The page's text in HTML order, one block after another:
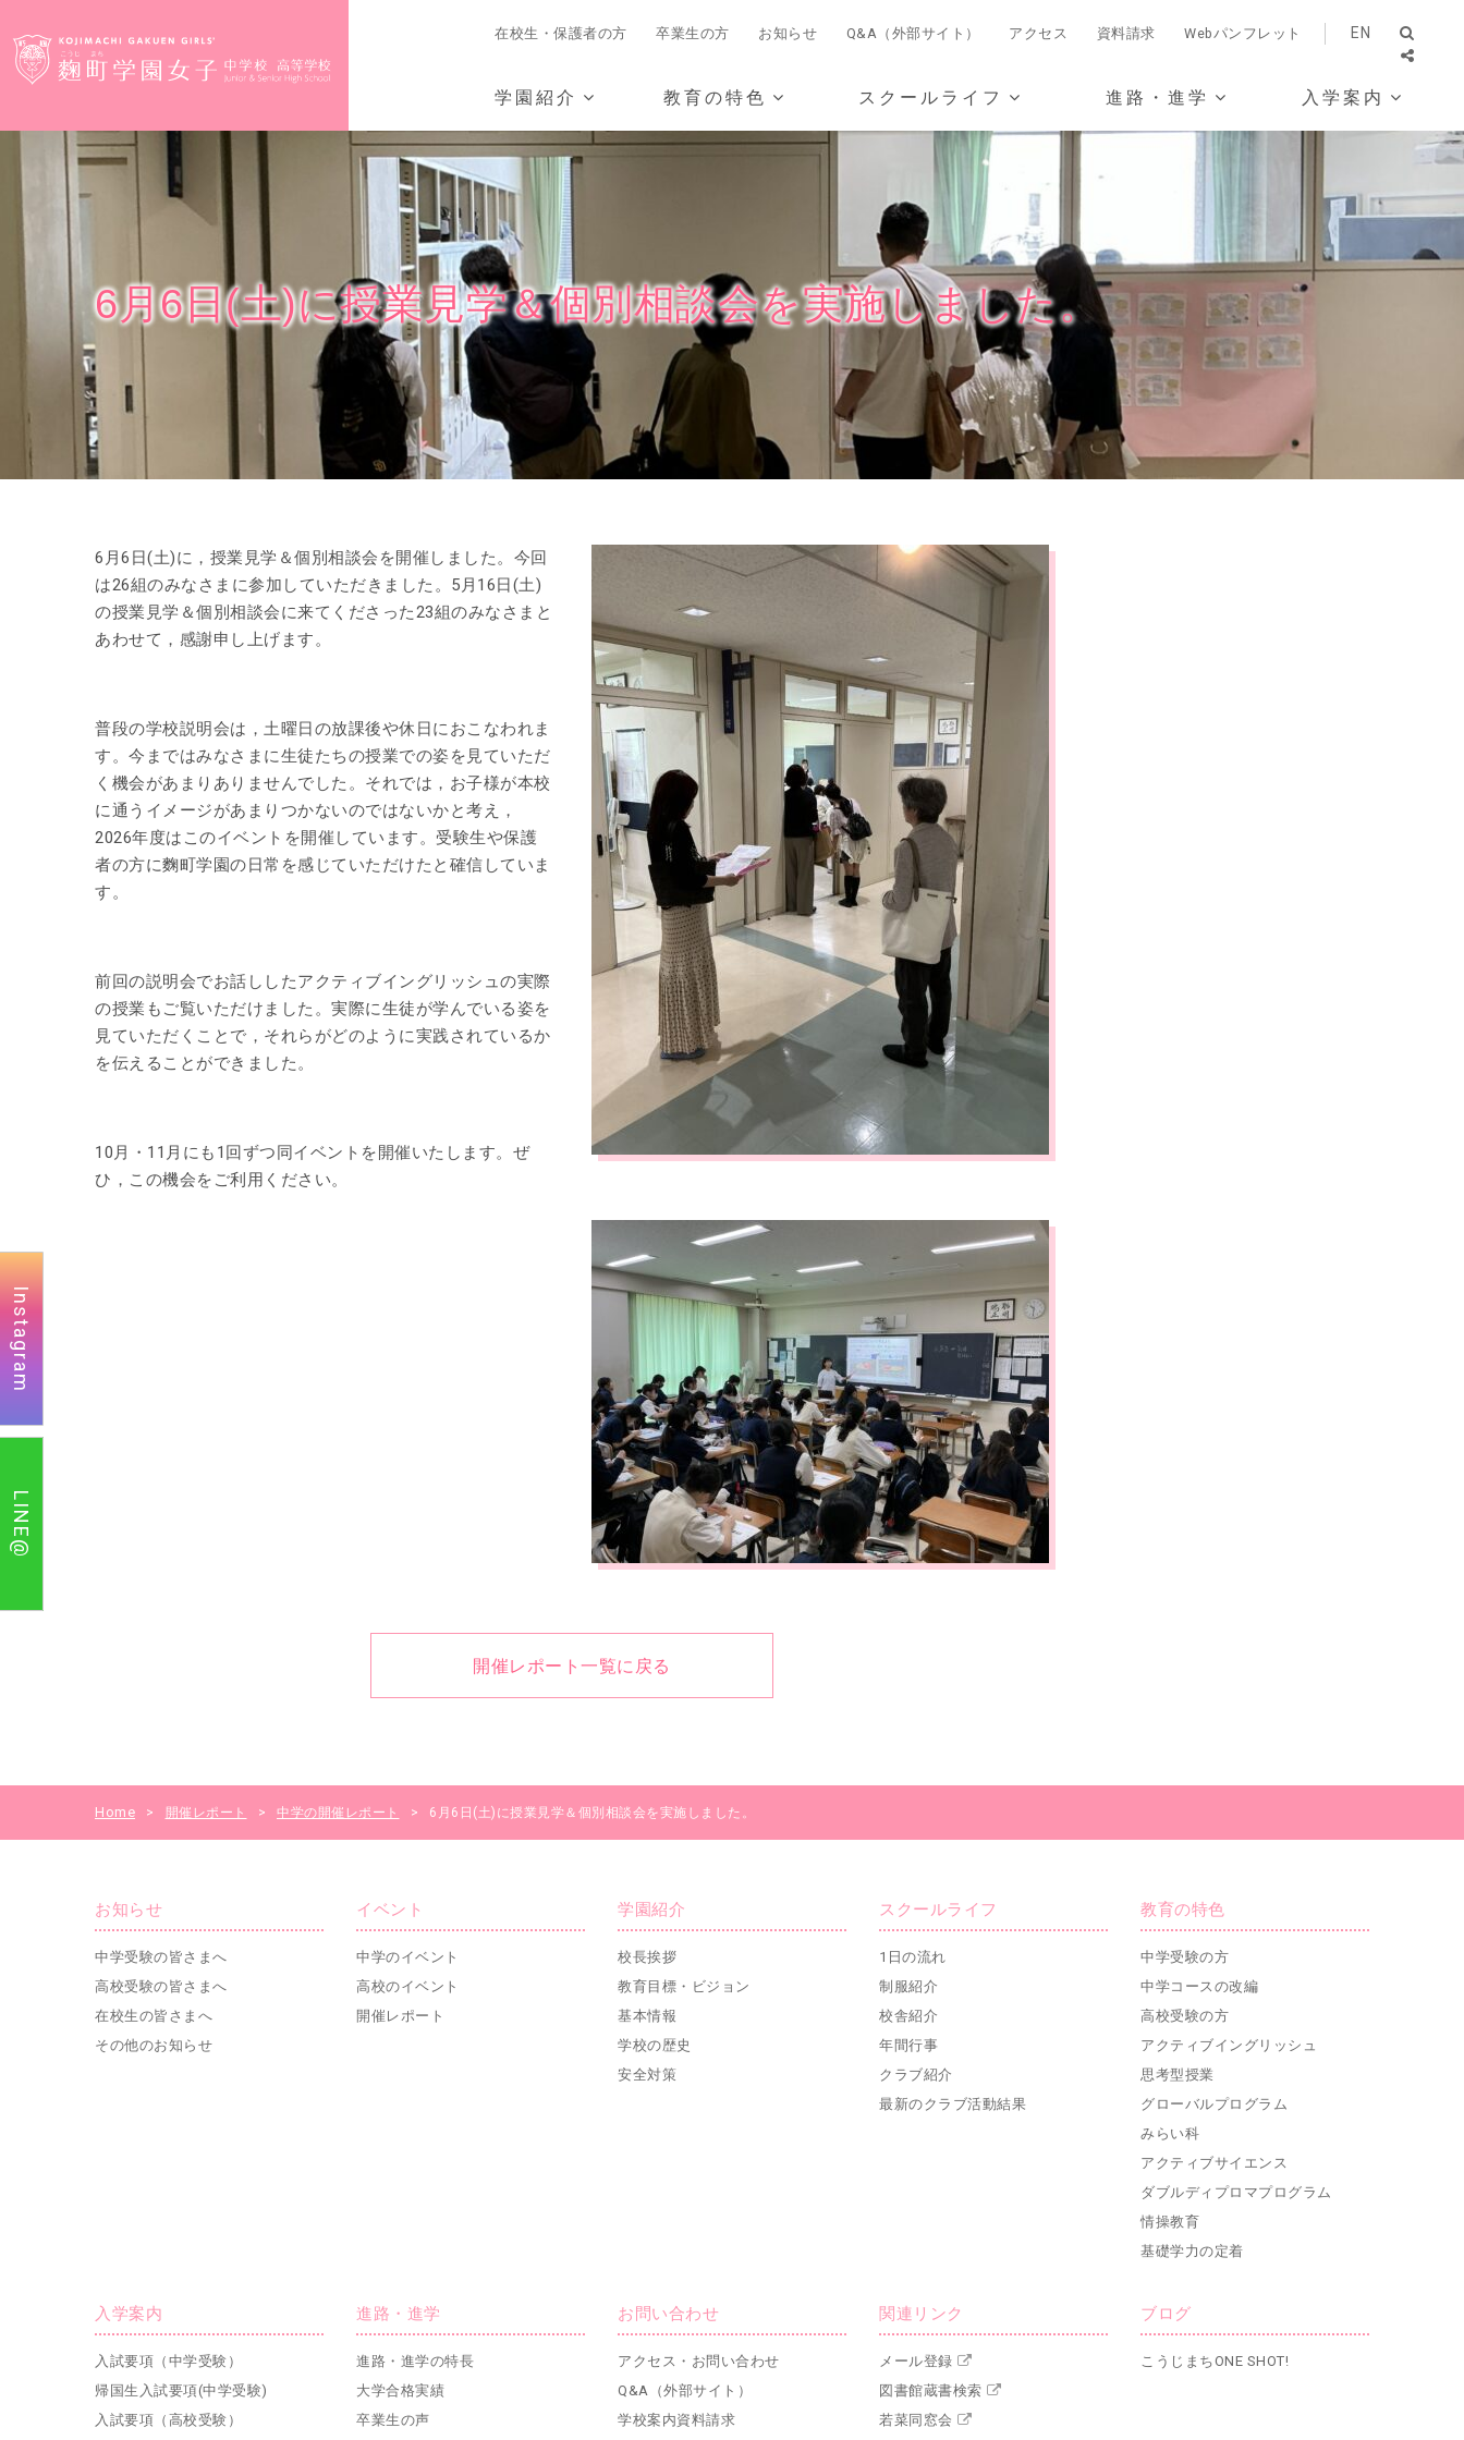
在校生・保護者の方 卒業生の方 お知らせ Q&A（外部サイト） アクセス 資料請求 Webパンフレット EN
学園紹介 教育の特色 スクールライフ 進路・進学 入学案内
6月6日(土)に授業見学＆個別相談会を実施しました。
6月6日(土)に，授業見学＆個別相談会を開催しました。今回
は26組のみなさまに参加していただきました。5月16日(土)
の授業見学＆個別相談会に来てくださった23組のみなさまと
あわせて，感謝申し上げます。
普段の学校説明会は，土曜日の放課後や休日におこなわれま
す。今まではみなさまに生徒たちの授業での姿を見ていただ
く機会があまりありませんでした。それでは，お子様が本校
に通うイメージがあまりつかないのではないかと考え，
2026年度はこのイベントを開催しています。受験生や保護
者の方に麴町学園の日常を感じていただけたと確信していま
す。
前回の説明会でお話ししたアクティブイングリッシュの実際
の授業もご覧いただけました。実際に生徒が学んでいる姿を
見ていただくことで，それらがどのように実践されているか
を伝えることができました。
10月・11月にも1回ずつ同イベントを開催いたします。ぜ
ひ，この機会をご利用ください。
開催レポート一覧に戻る
Home > 開催レポート > 中学の開催レポート > 6月6日(土)に授業見学＆個別相談会を実施しました。
お知らせ
中学受験の皆さまへ
高校受験の皆さまへ
在校生の皆さまへ
その他のお知らせ
イベント
中学のイベント
高校のイベント
開催レポート
学園紹介
校長挨拶
教育目標・ビジョン
基本情報
学校の歴史
安全対策
スクールライフ
1日の流れ
制服紹介
校舎紹介
年間行事
クラブ紹介
最新のクラブ活動結果
教育の特色
中学受験の方
中学コースの改編
高校受験の方
アクティブイングリッシュ
思考型授業
グローバルプログラム
みらい科
アクティブサイエンス
ダブルディプロマプログラム
情操教育
基礎学力の定着
入学案内
入試要項（中学受験）
帰国生入試要項(中学受験)
入試要項（高校受験）
進路・進学
進路・進学の特長
大学合格実績
卒業生の声
お問い合わせ
アクセス・お問い合わせ
Q&A（外部サイト）
学校案内資料請求
関連リンク
メール登録
図書館蔵書検索
若菜同窓会
ブログ
こうじまちONE SHOT!
Instagram
LINE@